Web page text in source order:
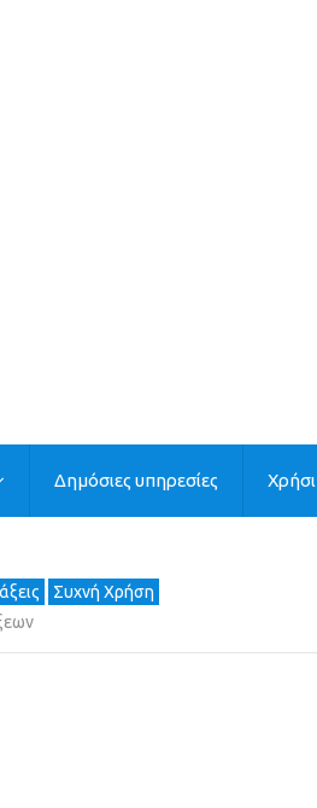
Δημόσιες υπηρεσίες
Συχνή Χρήση